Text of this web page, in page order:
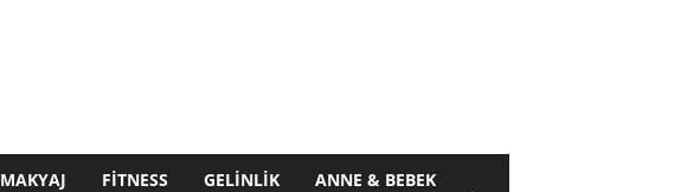
MAKYAJ FITNESS GELINLIK ANNE & BEBEK